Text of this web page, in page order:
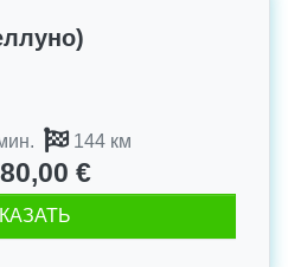
144 км
€